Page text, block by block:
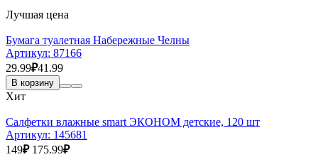
Лучшая цена
Бумага туалетная Набережные Челны
Артикул: 87166
29.99₽41.99
В корзину
Хит
Салфетки влажные smart ЭКОНОМ детские, 120 шт
Артикул: 145681
149₽ 175.99₽